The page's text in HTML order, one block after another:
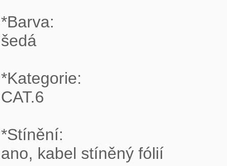
*Barva:
šedá
*Kategorie:
CAT.6
*Stínění:
ano, kabel stíněný fólií